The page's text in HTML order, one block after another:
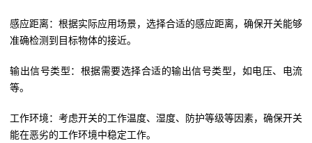
感应距离：根据实际应用场景，选择合适的感应距离，确保开关能够
准确检测到目标物体的接近。
输出信号类型：根据需要选择合适的输出信号类型，如电压、电流
等。
工作环境：考虑开关的工作温度、湿度、防护等级等因素，确保开关
能在恶劣的工作环境中稳定工作。